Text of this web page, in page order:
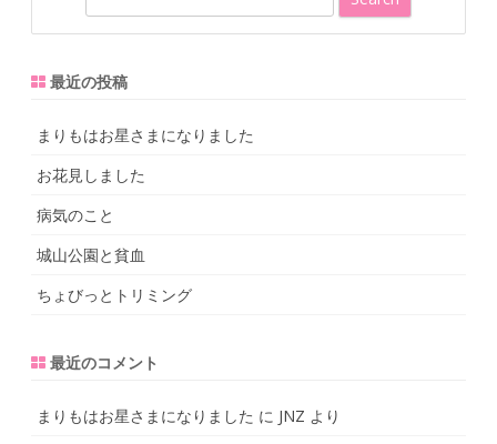
r
最近の投稿
まりもはお星さまになりました
お花見しました
病気のこと
城山公園と貧血
ちょびっとトリミング
最近のコメント
まりもはお星さまになりました に JNZ より